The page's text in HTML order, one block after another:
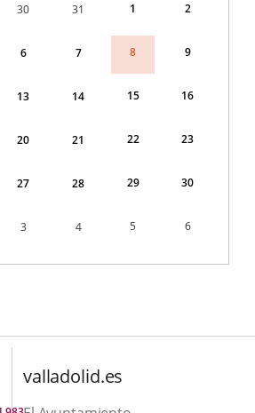
30 31 1 2
6 7 8 9
13 14 15 16
20 21 22 23
27 28 29 30
3 4 5 6
valladolid.es